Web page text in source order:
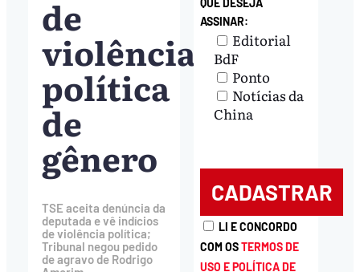
de
violência
política
de
gênero
TSE aceita denúncia da
deputada e vê indícios
de violência política;
Tribunal negou pedido
de agravo de Rodrigo
ASSINAR:
Editorial
BdF
Ponto
Notícias da
China
LI E CONCORDO
COM OSTERMOS DE
USO E POLÍTICA DE